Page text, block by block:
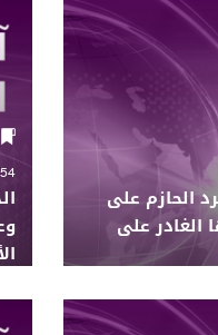
الحازم على
الغادر على
08-06